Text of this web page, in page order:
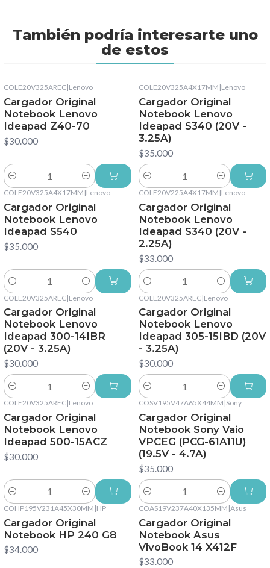
También podría interesarte uno
de estos
COLE20V325AREC|Lenovo
Cargador Original
Notebook Lenovo
Ideapad Z40-70
$30.000
Cantidad
COLE20V325A4X17MM |Lenovo
Cargador Original
Notebook Lenovo
Ideapad S340 (20V -
3.25A)
$35.000
Cantidad
COLE20V325A4X17MM |Lenovo
Cargador Original
Notebook Lenovo
Ideapad S540
$35.000
Cantidad
COLE20V225A4X17MM |Lenovo
Cargador Original
Notebook Lenovo
Ideapad S340 (20V -
2.25A)
$33.000
Cantidad
COLE20V325AREC|Lenovo
Cargador Original
Notebook Lenovo
Ideapad 300-14IBR
(20V - 3.25A)
$30.000
Cantidad
COLE20V325AREC|Lenovo
Cargador Original
Notebook Lenovo
Ideapad 305-15IBD (20V
- 3.25A)
$30.000
Cantidad
COLE20V325AREC|Lenovo
Cargador Original
Notebook Lenovo
Ideapad 500-15ACZ
$30.000
Cantidad
COSV195V47A65X44MM |Sony
Cargador Original
Notebook Sony Vaio
VPCEG (PCG-61A11U)
(19.5V - 4.7A)
$35.000
Cantidad
COHP195V231A45X30MM |HP
Cargador Original
Notebook HP 240 G8
$34.000
COAS19V237A40X135MM |Asus
Cargador Original
Notebook Asus
VivoBook 14 X412F
$33.000